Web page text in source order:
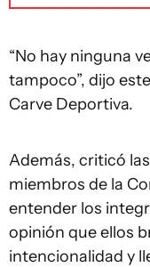
“No hay ninguna
tampoco”, dijo
Carve Deportiva.
Además, criticó
miembros de la
entender los
opinión que ellos
intencionalidad y